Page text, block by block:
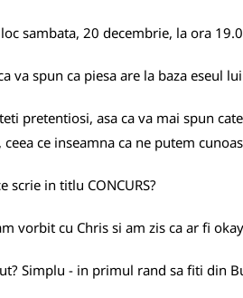
sambata, 20 decembrie, la ora
va spun ca piesa are la baza eseul
pretentiosi, asa ca va mai spun
ceea ce inseamna ca ne putem
scrie in titlu CONCURS?
vorbit cu Chris si am zis ca ar fi
Simplu - in primul rand sa fiti din